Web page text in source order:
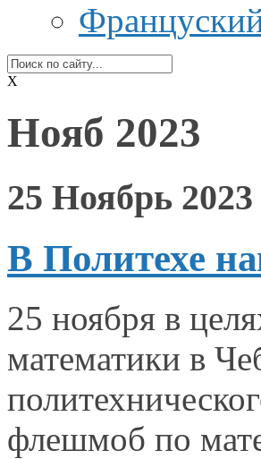
X
Нояб 2023
25 Ноябрь 2023
В Политехе
25 ноября в
математики в
флешмоб по